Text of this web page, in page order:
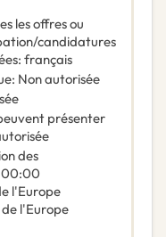
les offres ou
candidatures
: français
: Non autorisée
présenter
des
l'Europe
l'Europe